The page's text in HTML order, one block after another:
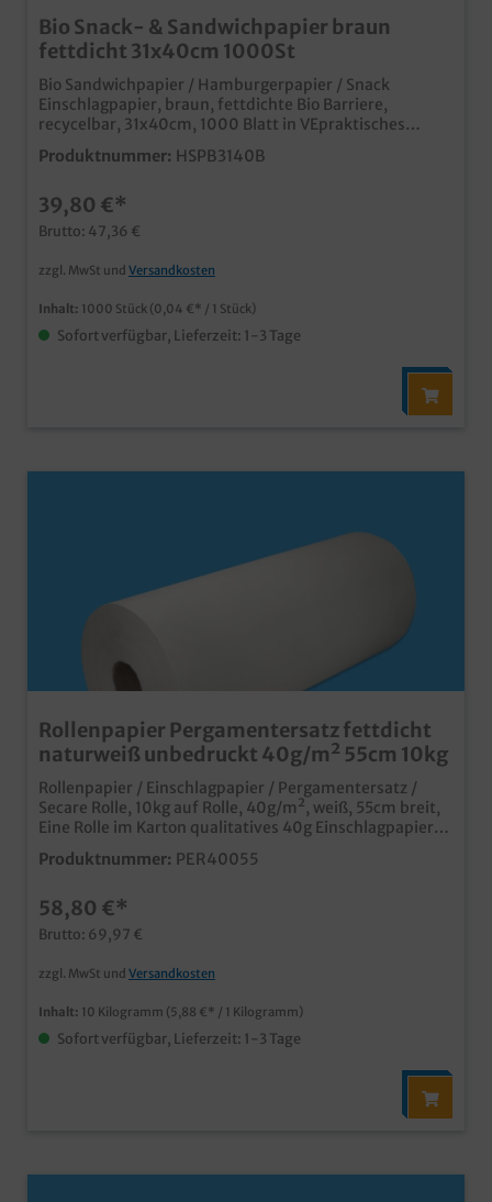
Bio Snack- & Sandwichpapier braun
fettdicht 31x40cm 1000St
Bio Sandwichpapier / Hamburgerpapier / Snack
Einschlagpapier, braun, fettdichte Bio Barriere,
recycelbar, 31x40cm, 1000 Blatt in VEpraktisches
Einschlagpapier für den Snack- und
ImbissbereichPapier aus nachhaltiger
abbaubar und recycelbarideal für Sandwiches,
Hamburger, Wraps, und viele weitere Snacksauch
individuell bedruckbar ab 50.000 Blatt
Produktnummer: HSPB3140B
39,80 €*
Brutto: 47,36 €
zzgl. MwSt und Versandkosten
Inhalt: 1000 Stück (0,04 €* / 1 Stück)
Sofort verfügbar, Lieferzeit: 1-3 Tage
Rollenpapier Pergamentersatz fettdicht
naturweiß unbedruckt 40g/m² 55cm 10kg
Rollenpapier / Einschlagpapier / Pergamentersatz /
Secare Rolle, 10kg auf Rolle, 40g/m², weiß, 55cm breit,
Eine Rolle im Karton qualitatives 40g Einschlagpapier
ideal auch für fettige Produkte in weiß/unbedruckt für
den vielseitigen Einsatz qualitatives Produkt in
LebensmittelhandelMindestabnahmemenge ab 1
Palette / 48 Rollen Gern erstellen wir Ihnen ein
leistungsfähiges Angebot zu Einschlagpapier mit Ihrem
Wunschdesign.
Produktnummer: PER40055
58,80 €*
Brutto: 69,97 €
zzgl. MwSt und Versandkosten
Inhalt: 10 Kilogramm (5,88 €* / 1 Kilogramm)
Sofort verfügbar, Lieferzeit: 1-3 Tage